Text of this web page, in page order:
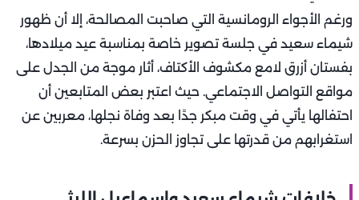
ورغم الأجواء الرومانسية التي صاحبت المصالحة، إلا أن ظهور
شيماء سعيد في جلسة تصوير خاصة بمناسبة عيد ميلادها،
بفستان أزرق لامع مكشوف الأكتاف، أثار موجة من الجدل على
مواقع التواصل الاجتماعي. حيث اعتبر بعض المتابعين أن
احتفالها يأتي في وقت مبكر جدًا بعد وفاة نجلها، معربين عن
استغرابهم من قدرتها على تجاوز الحزن بسرعة.